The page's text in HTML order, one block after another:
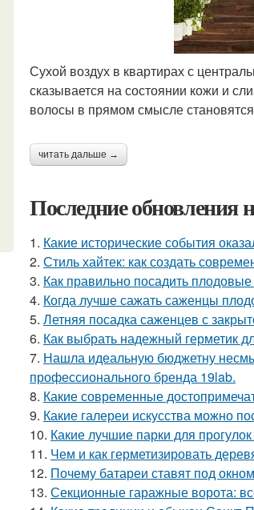
Сухой воздух в квартирах с
сказывается на состоянии кожи и
волосы в прямом смысле
читать дальше →
Последние обновления
1. Какие исторические события
2. Стиль хайтек: как создать
3. Как правильно посадить
4. Когда лучше сажать саженцы
5. Летняя посадка саженцев с
6. Как выбрать надежный герметик
7. Нашла идеальную бюджетну
профессионального бренда 19lab.
8. Какие современные
9. Какие галереи искусства можно
10. Какие лучшие парки для
11. Чем и как герметизировать
12. Почему батареи ставят под
13. Секционные гаражные ворота: